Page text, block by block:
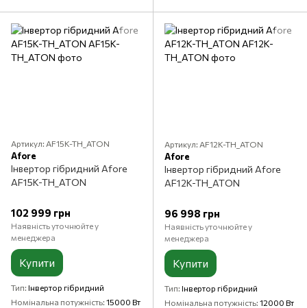
Артикул: AF15K-TH_ATON
Aforе
Інвертор гібридний Aforе
AF15K-TH_ATON
102 999 грн
Наявність уточнюйте у
менеджера
Купити
Тип Інвертор гібридний
Номінальна потужність 15000 Вт
Артикул: AF12K-TH_ATON
Aforе
Інвертор гібридний Aforе
AF12K-TH_ATON
96 998 грн
Наявність уточнюйте у
менеджера
Купити
Тип Інвертор гібридний
Номінальна потужність 12000 Вт